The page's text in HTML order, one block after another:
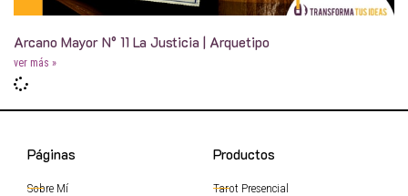
Arcano Mayor N° 11 La Justicia | Arquetipo
ver más »
Páginas
Sobre Mí
Productos
Tarot Presencial